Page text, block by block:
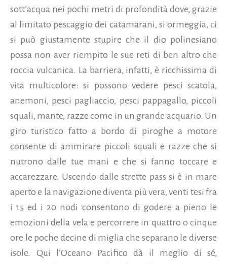
sott’acqua nei pochi metri di profondità dove, grazie
al limitato pescaggio dei catamarani, si ormeggia, ci
si può giustamente stupire che il dio polinesiano
possa non aver riempito le sue reti di ben altro che
roccia vulcanica. La barriera, infatti, è ricchissima di
vita multicolore: si possono vedere pesci scatola,
anemoni, pesci pagliaccio, pesci pappagallo, piccoli
squali, mante, razze come in un grande acquario. Un
giro turistico fatto a bordo di piroghe a motore
consente di ammirare piccoli squali e razze che si
nutrono dalle tue mani e che si fanno toccare e
accarezzare. Uscendo dalle strette pass si è in mare
aperto e la navigazione diventa più vera, venti tesi fra
i 15 ed i 20 nodi consentono di godere a pieno le
emozioni della vela e percorrere in quattro o cinque
ore le poche decine di miglia che separano le diverse
isole. Qui l’Oceano Pacifico dà il meglio di sé,